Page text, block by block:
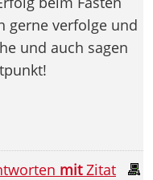
gerne verfolge und
und auch sagen
mitZitat